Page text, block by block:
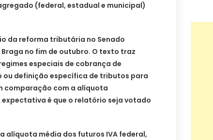
(federal, estadual e municipal)
da reforma tributária no Senado
no fim de outubro. O texto traz
especiais de cobrança de
ou definição específica de tributos para
comparação com a alíquota
expectativa é que o relatório seja votado
alíquota média dos futuros IVA federal,